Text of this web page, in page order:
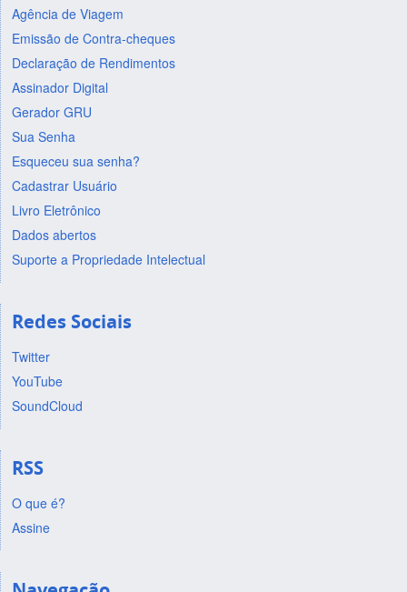
Agência de Viagem
Emissão de Contra-cheques
Declaração de Rendimentos
Assinador Digital
Gerador GRU
Sua Senha
Esqueceu sua senha?
Cadastrar Usuário
Livro Eletrônico
Dados abertos
Suporte a Propriedade Intelectual
Redes Sociais
Twitter
YouTube
SoundCloud
RSS
O que é?
Assine